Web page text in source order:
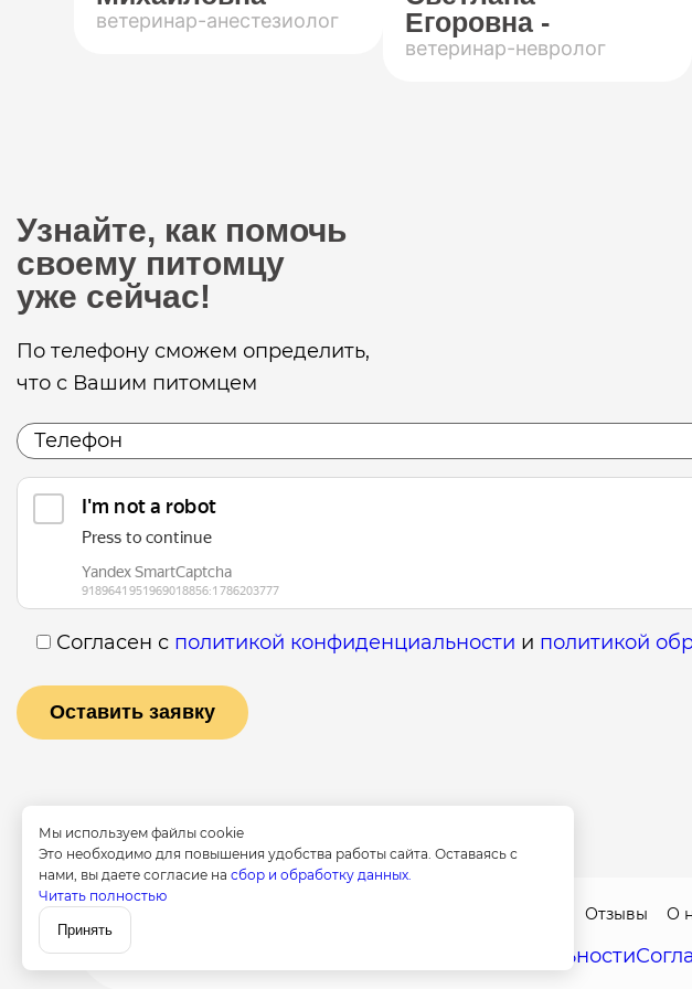
ветеринар-анестезиолог
Егоровна -
ветеринар-невролог
Узнайте, как помочь
своему питомцу
уже сейчас!
По телефону сможем определить,
что с Вашим питомцем
Согласен с политикой конфиденциальности и политикой
Мы используем файлы cookie
Это необходимо для повышения удобства работы сайта. Оставаясь с
нами, вы даете согласие на сбор и обработку данных.
Читать полностью
Принять
Отзывы О
Политика конфиденциальности